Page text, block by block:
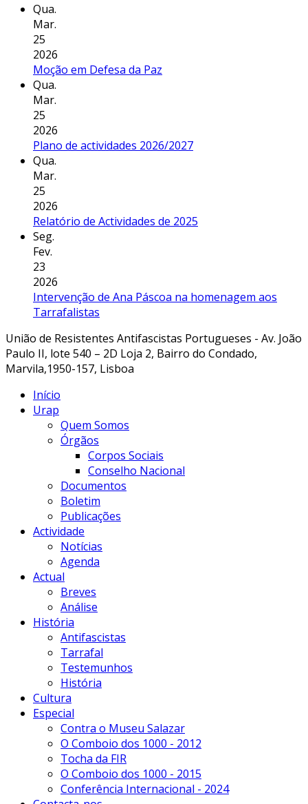
Qua.
Mar.
25
2026
Moção em Defesa da Paz
Qua.
Mar.
25
2026
Plano de actividades 2026/2027
Qua.
Mar.
25
2026
Relatório de Actividades de 2025
Seg.
Fev.
23
2026
Intervenção de Ana Páscoa na homenagem aos
Tarrafalistas
União de Resistentes Antifascistas Portugueses - Av. João
Paulo II, lote 540 – 2D Loja 2, Bairro do Condado,
Marvila,1950-157, Lisboa
Início
Urap
Quem Somos
Órgãos
Corpos Sociais
Conselho Nacional
Documentos
Boletim
Publicações
Actividade
Notícias
Agenda
Actual
Breves
Análise
História
Antifascistas
Tarrafal
Testemunhos
História
Cultura
Especial
Contra o Museu Salazar
O Comboio dos 1000 - 2012
Tocha da FIR
O Comboio dos 1000 - 2015
Conferência Internacional - 2024